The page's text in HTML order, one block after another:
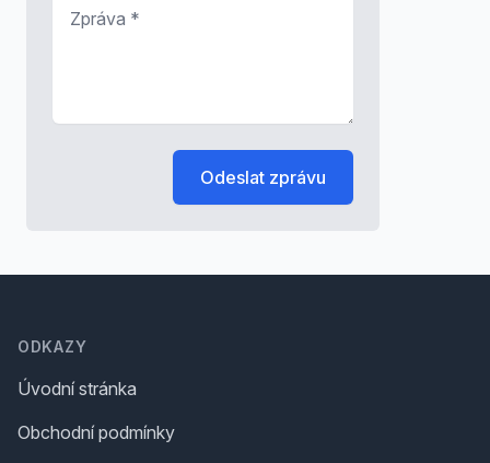
Odeslat zprávu
ODKAZY
Úvodní stránka
Obchodní podmínky